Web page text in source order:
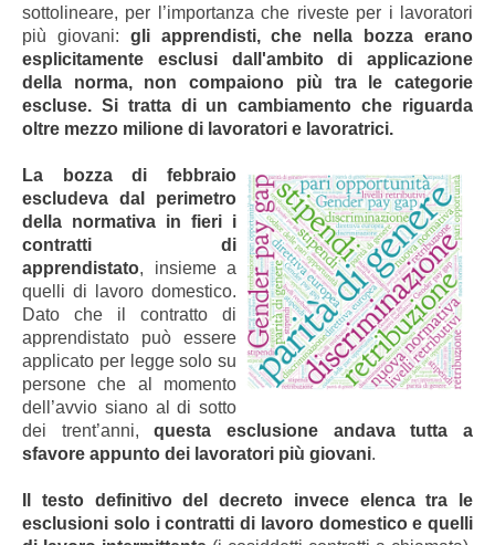
sottolineare, per l’importanza che riveste per i lavoratori
più giovani: gli apprendisti, che nella bozza erano
esplicitamente esclusi dall'ambito di applicazione
della norma, non compaiono più tra le categorie
escluse. Si tratta di un cambiamento che riguarda
oltre mezzo milione di lavoratori e lavoratrici.
La bozza di febbraio
escludeva dal perimetro
della normativa in fieri i
contratti di
apprendistato, insieme a
quelli di lavoro domestico.
Dato che il contratto di
apprendistato può essere
applicato per legge solo su
persone che al momento
dell’avvio siano al di sotto
dei trent’anni,questa esclusione andava tutta a
sfavore appunto dei lavoratori più giovani.
Il testo definitivo del decreto invece elenca tra le
esclusioni solo i contratti di lavoro domestico e quelli